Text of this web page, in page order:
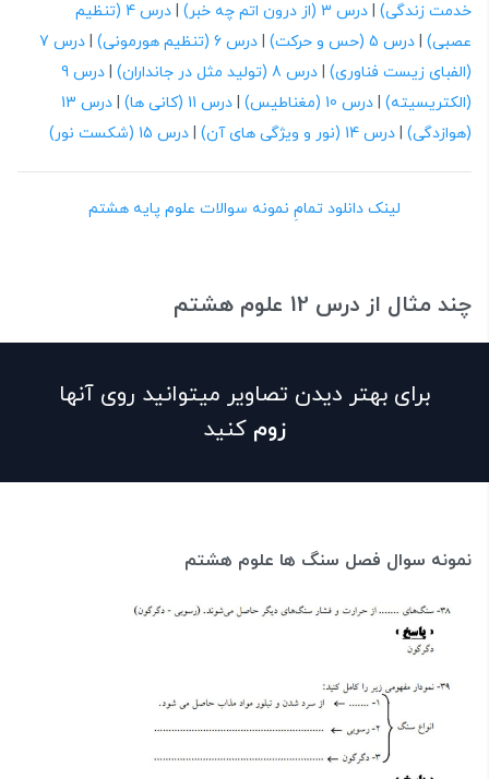
خدمت زندگی) | درس 3 (از درون اتم چه خبر) |
درس 4 (تنظیم
عصبی) | درس 5 (حس و حرکت) | درس 6 (تنظیم هورمونی) |
درس 7
(الفبای زیست فناوری) | درس 8 (تولید مثل در جانداران) |
درس 9
(الکتریسیته) | درس 10 (مغناطیس) | درس 11 (کانی ها) |
درس 13
(هوازدگی) | درس 14 (نور و ویژگی های آن) | درس 15 (شکست نور)
لینک دانلود تمامِ نمونه سوالات علوم پایه هشتم
چند مثال از درس 12 علوم هشتم
برای بهتر دیدن تصاویر میتوانید روی آنها
زوم کنید
نمونه سوال فصل سنگ ها علوم هشتم